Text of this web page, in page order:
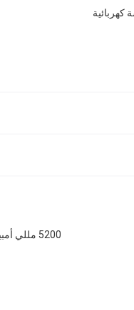
كهربائية
5200 مللي أمبير بالبطارية مكنسة كهربائية روبوت آلي يفرغ ذاتيًا